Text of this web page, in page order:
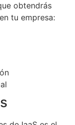
obtendrás
tu empresa: